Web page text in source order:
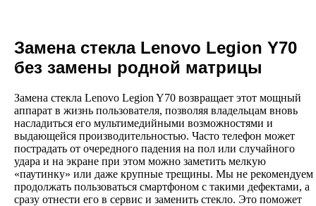
Замена стекла Lenovo Legion Y70
без замены родной матрицы
Замена стекла Lenovo Legion Y70 возвращает этот мощный
аппарат в жизнь пользователя, позволяя владельцам вновь
насладиться его мультимедийными возможностями и
выдающейся производительностью. Часто телефон может
пострадать от очередного падения на пол или случайного
удара и на экране при этом можно заметить мелкую
«паутинку» или даже крупные трещины. Мы не рекомендуем
продолжать пользоваться смартфоном с такими дефектами, а
сразу отнести его в сервис и заменить стекло. Это поможет